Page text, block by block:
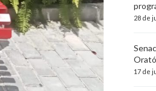
28 de
17 de